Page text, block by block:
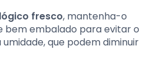
fresco, mantenha-o
bem embalado para evitar o
que podem diminuir